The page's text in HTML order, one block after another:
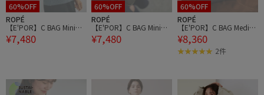
60%OFF
ROPÉ
【E'POR】C BAG Mini
【撥水】【超軽量】
¥7,480
60%OFF
ROPÉ
【E'POR】C BAG Mini
【撥水】【超軽量】
¥7,480
60%OFF
ROPÉ
【E'POR】C BAG Mediu
m【撥水】【超軽量】
¥8,360
2件